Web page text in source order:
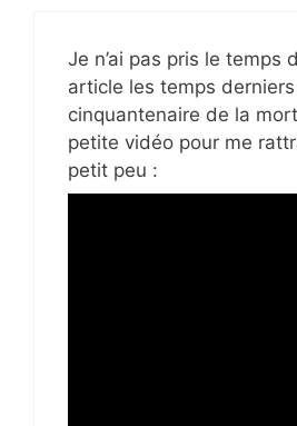
Je n’ai pas pris le temps
article les temps
cinquantenaire de la
petite vidéo pour me
petit peu :